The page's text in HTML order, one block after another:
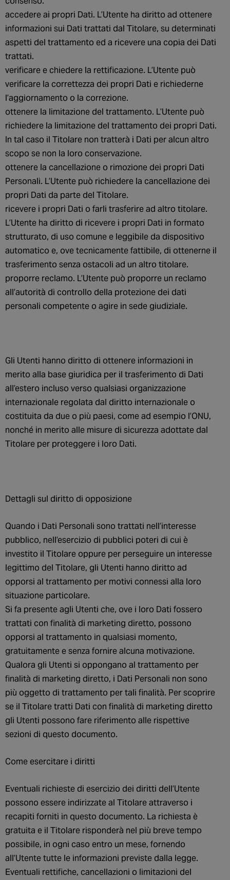
accedere ai propri Dati. L’Utente ha diritto ad ottenere
informazioni sui Dati trattati dal Titolare, su determinati
aspetti del trattamento ed a ricevere una copia dei Dati
trattati.
verificare e chiedere la rettificazione. L’Utente può
verificare la correttezza dei propri Dati e richiederne
l’aggiornamento o la correzione.
ottenere la limitazione del trattamento. L’Utente può
richiedere la limitazione del trattamento dei propri Dati.
In tal caso il Titolare non tratterà i Dati per alcun altro
scopo se non la loro conservazione.
ottenere la cancellazione o rimozione dei propri Dati
Personali. L’Utente può richiedere la cancellazione dei
propri Dati da parte del Titolare.
ricevere i propri Dati o farli trasferire ad altro titolare.
L’Utente ha diritto di ricevere i propri Dati in formato
strutturato, di uso comune e leggibile da dispositivo
automatico e, ove tecnicamente fattibile, di ottenerne il
trasferimento senza ostacoli ad un altro titolare.
proporre reclamo. L’Utente può proporre un reclamo
all’autorità di controllo della protezione dei dati
personali competente o agire in sede giudiziale.
Gli Utenti hanno diritto di ottenere informazioni in
merito alla base giuridica per il trasferimento di Dati
all’estero incluso verso qualsiasi organizzazione
internazionale regolata dal diritto internazionale o
costituita da due o più paesi, come ad esempio l’ONU,
nonché in merito alle misure di sicurezza adottate dal
Titolare per proteggere i loro Dati.
Dettagli sul diritto di opposizione
Quando i Dati Personali sono trattati nell’interesse
pubblico, nell’esercizio di pubblici poteri di cui è
investito il Titolare oppure per perseguire un interesse
legittimo del Titolare, gli Utenti hanno diritto ad
opporsi al trattamento per motivi connessi alla loro
situazione particolare.
Si fa presente agli Utenti che, ove i loro Dati fossero
trattati con finalità di marketing diretto, possono
opporsi al trattamento in qualsiasi momento,
gratuitamente e senza fornire alcuna motivazione.
Qualora gli Utenti si oppongano al trattamento per
finalità di marketing diretto, i Dati Personali non sono
più oggetto di trattamento per tali finalità. Per scoprire
se il Titolare tratti Dati con finalità di marketing diretto
gli Utenti possono fare riferimento alle rispettive
sezioni di questo documento.
Come esercitare i diritti
Eventuali richieste di esercizio dei diritti dell’Utente
possono essere indirizzate al Titolare attraverso i
recapiti forniti in questo documento. La richiesta è
gratuita e il Titolare risponderà nel più breve tempo
possibile, in ogni caso entro un mese, fornendo
all’Utente tutte le informazioni previste dalla legge.
Eventuali rettifiche, cancellazioni o limitazioni del